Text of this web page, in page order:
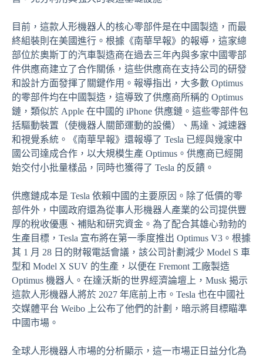
目前，這款人形機器人的核心零部件是在中國製造，而最
終組裝則在美國進行。根據《南華早報》的報導，這家總
部位於奧斯丁的汽車製造商在過去三年內與多家中國零部
件供應商建立了合作關係，這些供應商在支持公司的研發
和設計方面發揮了關鍵作用。報導指出，大多數 Optimus
的零部件均在中國製造，這導致了供應商所稱的 Optimus
鏈，類似於 Apple 在中國的 iPhone 供應鏈。這些零部件包
括驅動裝置（使機器人關節運動的設備）、馬達、減速器
和視覺系統。《南華早報》還報導了 Tesla 已經與幾家中
國公司達成合作，以大規模生產 Optimus。供應商已經開
始交付小批量樣品，同時也獲得了 Tesla 的反饋。
供應鏈成本是 Tesla 依賴中國的主要原因。除了低價的零
部件外，中國政府還為從事人形機器人產業的公司提供豐
厚的稅收優惠、補貼和研究資金。為了配合其雄心勃勃的
生產目標，Tesla 宣布將在第一季度推出 Optimus V3。根據
其 1 月 28 日的財報電話會議，該公司計劃減少 Model S 車
型和 Model X SUV 的生產，以便在 Fremont 工廠製造
Optimus 機器人。在達沃斯的世界經濟論壇上，Musk 揭示
這款人形機器人將於 2027 年底前上市。Tesla 也在中國社
交媒體平台 Weibo 上公布了他們的計劃，暗示將目標瞄準
中國市場。
全球人形機器人市場的分析顯示，這一市場正日益分化為